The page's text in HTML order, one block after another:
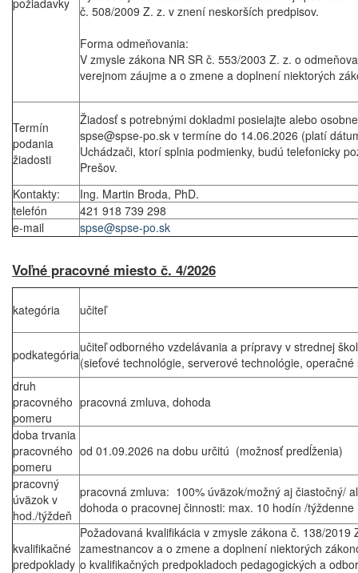
požiadavky
č. 508/2009 Z. z. v znení neskorších predpisov.
Forma odmeňovania:
V zmysle zákona NR SR č. 553/2003 Z. z. o
verejnom záujme a o zmene a doplnení niektorých
Termín
podania
žiadosti
Žiadosť s potrebnými dokladmi posielajte alebo
spse@spse-po.sk v termíne do 14.06.2026 (platí
Uchádzači, ktorí splnia podmienky, budú telefonicky
Prešov.
Kontakty:
Ing. Martin Broda, PhD.
telefón
421 918 739 298
e-mail
spse@spse-po.sk
Voľné pracovné miesto č. 4/2026
kategória učiteľ
podkategóriaučiteľ odborného vzdelávania a prípravy v strednej
(sieťové technológie, serverové technológie, operačné
druh
pracovného
pomeru
pracovná zmluva, dohoda
doba trvania
pracovného
pomeru
od 01.09.2026 na dobu určitú (možnosť predĺženia)
pracovný
úväzok v
hod./týždeň
pracovná zmluva: 100% úväzok/možný aj čiastočný/
dohoda o pracovnej činnosti: max. 10 hodín /týždenne
kvalifikačné
predpoklady
Požadovaná kvalifikácia v zmysle zákona č. 138/
zamestnancov a o zmene a doplnení niektorých
o kvalifikačných predpokladoch pedagogických a